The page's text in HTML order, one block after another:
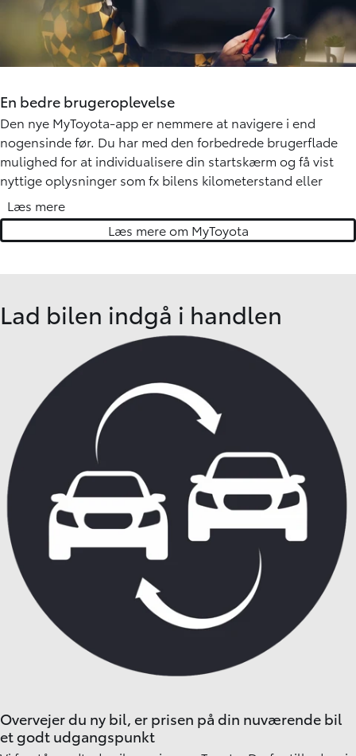
Som en ægte SUV kan bZ4X tilpasses med forskellige
køreprogrammer til at matche forholdene. Sne/jord og dyb
sne/mudder øger greb og trækkraft på glatte underlag.
lavhastighedskørsel i terræn.
En bedre brugeroplevelse
Den nye MyToyota-app er nemmere at navigere i end
nogensinde før. Du har med den forbedrede brugerflade
mulighed for at individualisere din startskærm og få vist
nyttige oplysninger som fx bilens kilometerstand eller
brændstofniveau. Den nye app giver dig også fuld kontrol
over, hvilke notifikationer du får, så du altid er opdateret på
din Toyota.
Læs mere
Læs mere om MyToyota
Lad bilen indgå i handlen
Overvejer du ny bil, er prisen på din nuværende bil
et godt udgangspunkt